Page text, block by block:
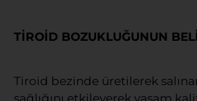
TİROİD BOZUKLUĞUNUN
Tiroid bezinde üretilerek